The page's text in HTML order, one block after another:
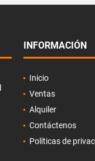
INFORMACIÓN
Inicio
Ventas
Alquiler
Contáctenos
Políticas de